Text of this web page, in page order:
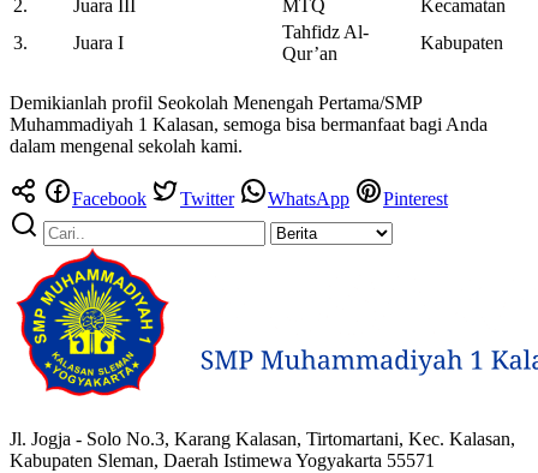
2. Juara III MTQ
Kecamatan
3.
Juara I
Tahfidz Al-
Qur’an
Kabupaten
Demikianlah profil Seokolah Menengah Pertama/SMP
Muhammadiyah 1 Kalasan, semoga bisa bermanfaat bagi Anda
dalam mengenal sekolah kami.
Facebook Twitter WhatsApp Pinterest
Jl. Jogja - Solo No.3, Karang Kalasan, Tirtomartani, Kec. Kalasan,
Kabupaten Sleman, Daerah Istimewa Yogyakarta 55571